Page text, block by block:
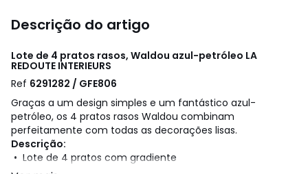
Descrição do artigo
Lote de 4 pratos rasos, Waldou azul-petróleo LA
REDOUTE INTERIEURS
Ref 6291282 / GFE806
Graças a um design simples e um fantástico azul-
petróleo, os 4 pratos rasos Waldou combinam
perfeitamente com todas as decorações lisas.
Descrição:
• Lote de 4 pratos com gradiente